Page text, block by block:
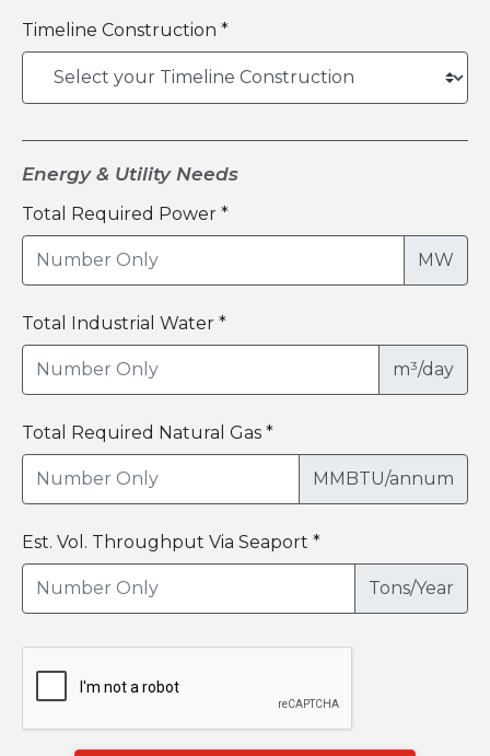
Timeline Construction *
Energy & Utility Needs
Total Required Power *
MW
Total Industrial Water *
m³/day
Total Required Natural Gas *
MMBTU/annum
Est. Vol. Throughput Via Seaport *
Tons/Year